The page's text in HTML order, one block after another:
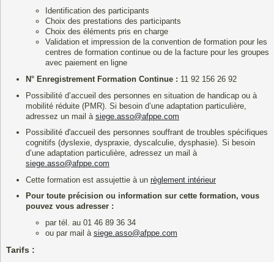
Identification des participants
Choix des prestations des participants
Choix des éléments pris en charge
Validation et impression de la convention de formation pour les
centres de formation continue ou de la facture pour les groupes
avec paiement en ligne
N° Enregistrement Formation Continue : 11 92 156 26 92
Possibilité d’accueil des personnes en situation de handicap ou à
mobilité réduite (PMR). Si besoin d’une adaptation particulière,
adressez un mail à siege.asso@afppe.com
Possibilité d'accueil des personnes souffrant de troubles spécifiques
cognitifs (dyslexie, dyspraxie, dyscalculie, dysphasie). Si besoin
d’une adaptation particulière, adressez un mail à
siege.asso@afppe.com
Cette formation est assujettie à un règlement intérieur
Pour toute précision ou information sur cette formation, vous
pouvez vous adresser :
par tél. au 01 46 89 36 34
ou par mail à siege.asso@afppe.com
Tarifs :